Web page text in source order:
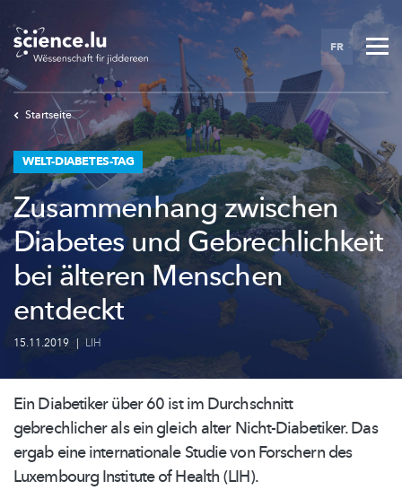
to
main
content
FR
Startseite
WELT-DIABETES-TAG
Zusammenhang zwischen
Diabetes und Gebrechlichkeit
bei älteren Menschen
entdeckt
15.11.2019 | LIH
Ein Diabetiker über 60 ist im Durchschnitt
gebrechlicher als ein gleich alter Nicht-Diabetiker.Das
ergab eineinternationaleStudie von Forschern des
Luxembourg Institute of Health (LIH).